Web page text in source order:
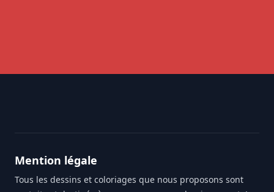
Mention légale
Tous les dessins et coloriages que nous proposons sont